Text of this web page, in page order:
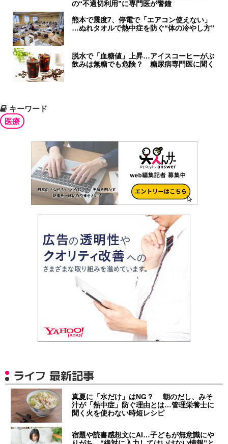
の“不適切利用”に専門医が警鐘
熊本で震度7、停電で「エアコン使えない」
…ぬれタオルで熱中症を防ぐ“体の冷やし方”
脱水で「血糖値」上昇…アイスコーヒーがぶ
飲みは無糖でも危険？ 糖尿病専門医に聞く
キーワード
医療
ライフ 最新記事
真夏に「水だけ」はNG？ 朝のだし、みそ
汁が「熱中症」防ぐ理由とは…管理栄養士に
聞く火を使わない時短レシピ
宿題や読書感想文にAI…子どもが無意識にや